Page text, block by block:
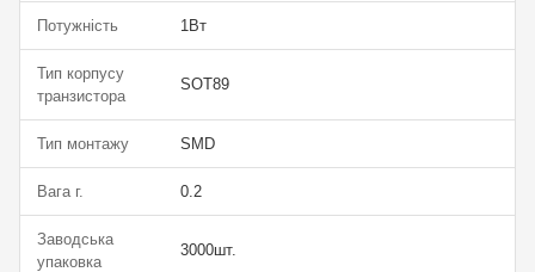
Потужність 1Вт
Тип корпусу
транзистора
SOT89
Тип монтажу SMD
Вага г. 0.2
Заводська
упаковка
3000шт.